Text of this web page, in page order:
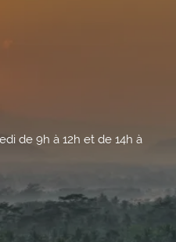
de 9h à 12h et de 14h à